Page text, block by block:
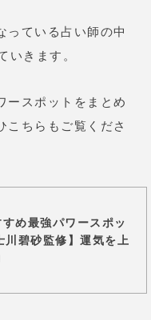
っている占い師の中
いきます。
ースポットをまとめ
こちらもご覧くださ
め最強パワースポッ
川碧砂監修】運気を上